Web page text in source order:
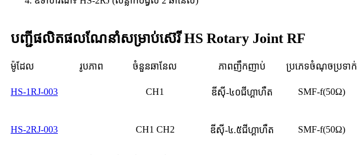
បញ្ជីផលិតផលណែនាំសម្រាប់ស៊េរី HS Rotary Joint RF
ម៉ូដែល រូបភាព ចំនួនឆានែល ភាពញឹកញាប់ ប្រភេទចំណុចប្រទាក់
HS-1RJ-003 CH1 ឌីស៊ី-៤០ជីហ្គាហឺត SMF-f(50Ω)
HS-2RJ-003 CH1 CH2 ឌីស៊ី-៤.៥ជីហ្គាហឺត SMF-f(50Ω)